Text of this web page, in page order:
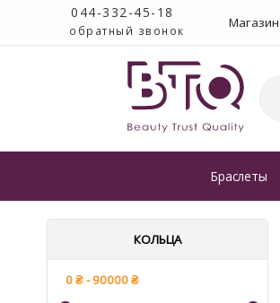
044-332-45-18
обратный звонок Магазин
Браслеты
КОЛЬЦА